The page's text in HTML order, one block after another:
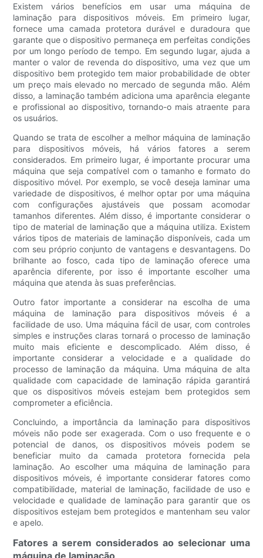
Existem vários benefícios em usar uma máquina de
laminação para dispositivos móveis. Em primeiro lugar,
fornece uma camada protetora durável e duradoura que
garante que o dispositivo permaneça em perfeitas condições
por um longo período de tempo. Em segundo lugar, ajuda a
manter o valor de revenda do dispositivo, uma vez que um
dispositivo bem protegido tem maior probabilidade de obter
um preço mais elevado no mercado de segunda mão. Além
disso, a laminação também adiciona uma aparência elegante
e profissional ao dispositivo, tornando-o mais atraente para
os usuários.
Quando se trata de escolher a melhor máquina de laminação
para dispositivos móveis, há vários fatores a serem
considerados. Em primeiro lugar, é importante procurar uma
máquina que seja compatível com o tamanho e formato do
dispositivo móvel. Por exemplo, se você deseja laminar uma
variedade de dispositivos, é melhor optar por uma máquina
com configurações ajustáveis ​​que possam acomodar
tamanhos diferentes. Além disso, é importante considerar o
tipo de material de laminação que a máquina utiliza. Existem
vários tipos de materiais de laminação disponíveis, cada um
com seu próprio conjunto de vantagens e desvantagens. Do
brilhante ao fosco, cada tipo de laminação oferece uma
aparência diferente, por isso é importante escolher uma
máquina que atenda às suas preferências.
Outro fator importante a considerar na escolha de uma
máquina de laminação para dispositivos móveis é a
facilidade de uso. Uma máquina fácil de usar, com controles
simples e instruções claras tornará o processo de laminação
muito mais eficiente e descomplicado. Além disso, é
importante considerar a velocidade e a qualidade do
processo de laminação da máquina. Uma máquina de alta
qualidade com capacidade de laminação rápida garantirá
que os dispositivos móveis estejam bem protegidos sem
comprometer a eficiência.
Concluindo, a importância da laminação para dispositivos
móveis não pode ser exagerada. Com o uso frequente e o
potencial de danos, os dispositivos móveis podem se
beneficiar muito da camada protetora fornecida pela
laminação. Ao escolher uma máquina de laminação para
dispositivos móveis, é importante considerar fatores como
compatibilidade, material de laminação, facilidade de uso e
velocidade e qualidade de laminação para garantir que os
dispositivos estejam bem protegidos e mantenham seu valor
e apelo.
Fatores a serem considerados ao selecionar uma
máquina de laminação